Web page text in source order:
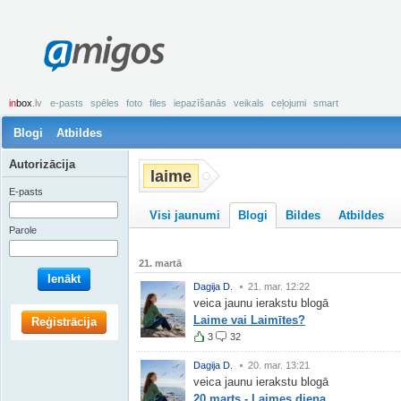
amigos
inbox .lv e-pasts spēles foto files iepazīšanās veikals ceļojumi smart
Blogi Atbildes
laime
Visi jaunumi Blogi Bildes Atbildes
21. martā
Dagija D. 21. mar. 12:22
veica jaunu ierakstu blogā
Laime vai Laimītes?
3 32
Dagija D. 20. mar. 13:21
veica jaunu ierakstu blogā
Autorizācija
E-pasts
Parole
Ienākt
Reģistrācija